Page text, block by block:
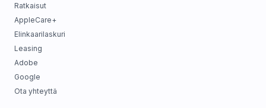
Ratkaisut
AppleCare+
Elinkaarilaskuri
Leasing
Adobe
Google
Ota yhteyttä